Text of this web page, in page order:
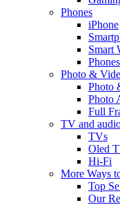
Phones
iPhone
Smart
Photo &
Photo
Photo
Full
TV and
TVs
Oled
Hi-Fi
More Ways
Top
Our